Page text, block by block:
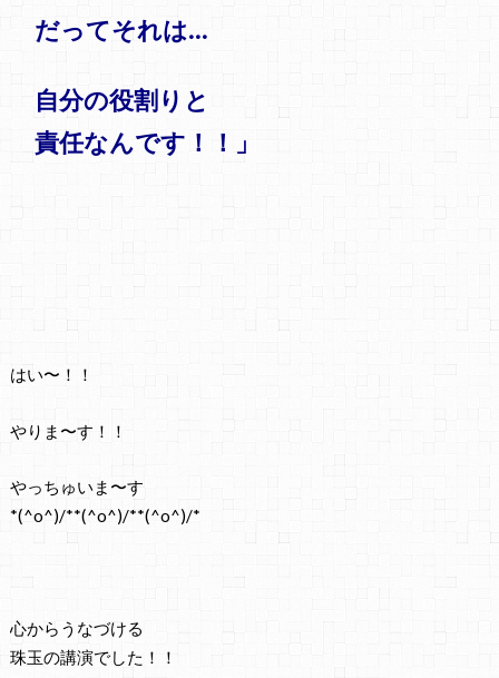
だってそれは…
自分の役割りと
責任なんです！！」
はい〜！！
やりま〜す！！
やっちゅいま〜す
*(^o^)/**(^o^)/**(^o^)/*
心からうなづける
珠玉の講演でした！！